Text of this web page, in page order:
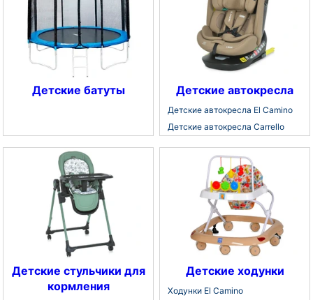
Детские батуты Детские автокресла
Детские автокресла El Camino
Детские автокресла Carrello
Детские стульчики для
кормления
Детские ходунки
Ходунки El Camino